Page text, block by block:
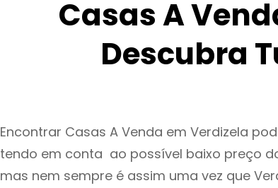
Casas A
Descubra
Encontrar Casas A Venda em Verdizela
tendo em conta ao possível baixo preço
mas nem sempre é assim uma vez que